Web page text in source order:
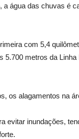
água das chuvas é
com 5,4
metros da
os alagamentos na
evitar inundações,